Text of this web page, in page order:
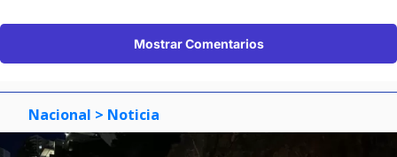
Mostrar Comentarios
Nacional > Noticia